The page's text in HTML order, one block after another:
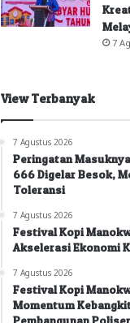
7
View Terbanyak
7 Agustus 2026
Peringatan
666 Digelar Besok,
Toleransi
7 Agustus 2026
Festival Kopi
Akselerasi Ekonomi
7 Agustus 2026
Festival Kopi
Momentum
Pembangunan